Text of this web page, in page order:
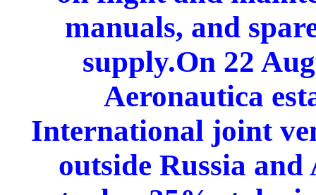
manuals, and
supply.On 22
Aeronautica
International joint
outside Russia